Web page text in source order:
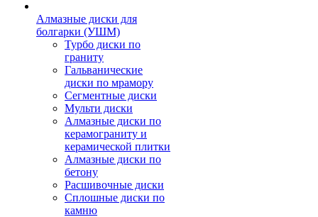
Алмазные диски для
болгарки (УШМ)
Турбо диски по
граниту
Гальванические
диски по мрамору
Сегментные диски
Мульти диски
Алмазные диски по
керамограниту и
керамической плитки
Алмазные диски по
бетону
Расшивочные диски
Сплошные диски по
камню